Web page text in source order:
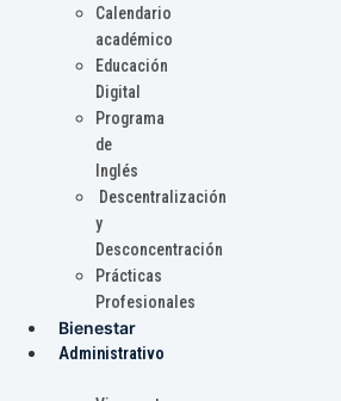
Calendario
académico
Educación
Digital
Programa
de
Inglés
Descentralización
y
Desconcentración
Prácticas
Profesionales
Bienestar
Administrativo